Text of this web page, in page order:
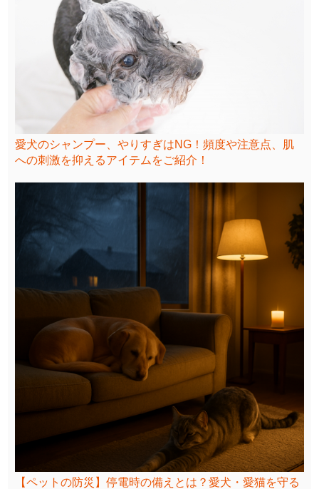
愛犬のシャンプー、やりすぎはNG！頻度や注意点、肌
への刺激を抑えるアイテムをご紹介！
【ペットの防災】停電時の備えとは？愛犬・愛猫を守る